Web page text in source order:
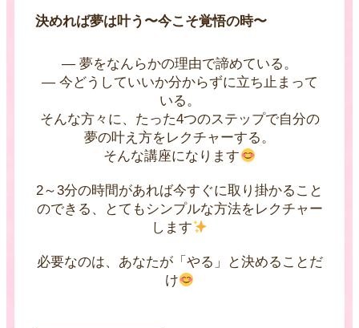
決めれば夢は叶う〜今こそ覚悟の時〜
— 夢をなんらかの理由で諦めている。
— 今どうしていいか分からずに立ち止まって
いる。
そんな方々に、たった4つのステップで自分の
夢の叶え方をレクチャーする。
そんな講座になります
2～3分の時間があれば今すぐに取り掛かること
のできる、とてもシンプルな方法をレクチャー
します
必要なのは、あなたが「やる」と決めることだ
け